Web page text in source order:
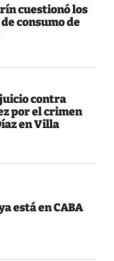
cuestionó los
consumo de
contra
por el crimen
en Villa
está en CABA